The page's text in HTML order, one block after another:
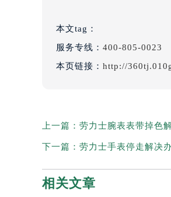
本文tag：
服务专线： 400-805-0023
本页链接： http://
上一篇： 劳力士腕表表带掉色
下一篇： 劳力士手表停走解决
相关文章